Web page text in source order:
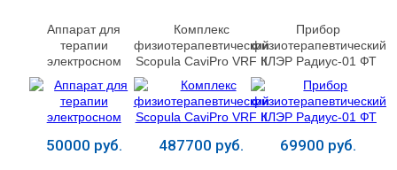
Аппарат для
терапии
электросном
50000 руб.
Комплекс
физиотерапевтический
Scopula CaviPro VRF II
487700 руб.
Прибор
физиотерапевтический
КЛЭР Радиус-01 ФТ
69900 руб.